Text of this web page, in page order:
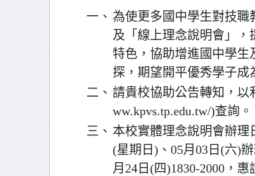
一、 為使更多國中學生對技職
及「線上理念說明會」
特色，協助增進國中學生
探，期望開平優秀學子成
二、 請貴校協助公告轉知，以
ww.kpvs.tp.edu.tw/)查詢。
三、 本校實體理念說明會辦理
(星期日)、05月03日(六)
月24日(四)1830-2000，